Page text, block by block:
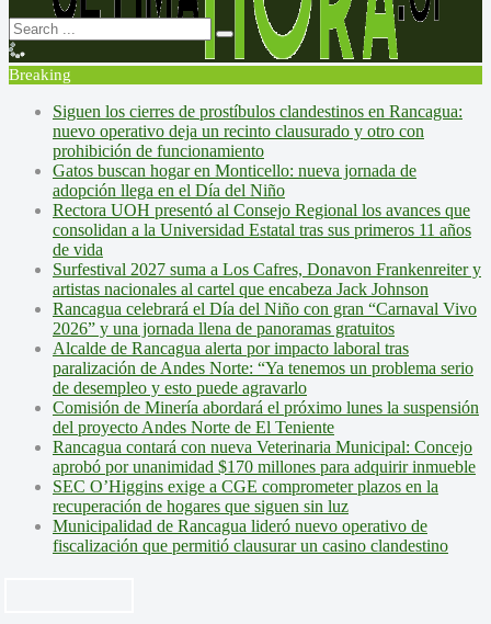
Breaking
Siguen los cierres de prostíbulos clandestinos en Rancagua:
nuevo operativo deja un recinto clausurado y otro con
prohibición de funcionamiento
Gatos buscan hogar en Monticello: nueva jornada de
adopción llega en el Día del Niño
Rectora UOH presentó al Consejo Regional los avances que
consolidan a la Universidad Estatal tras sus primeros 11 años
de vida
Surfestival 2027 suma a Los Cafres, Donavon Frankenreiter y
artistas nacionales al cartel que encabeza Jack Johnson
Rancagua celebrará el Día del Niño con gran “Carnaval Vivo
2026” y una jornada llena de panoramas gratuitos
Alcalde de Rancagua alerta por impacto laboral tras
paralización de Andes Norte: “Ya tenemos un problema serio
de desempleo y esto puede agravarlo
Comisión de Minería abordará el próximo lunes la suspensión
del proyecto Andes Norte de El Teniente
Rancagua contará con nueva Veterinaria Municipal: Concejo
aprobó por unanimidad $170 millones para adquirir inmueble
SEC O’Higgins exige a CGE comprometer plazos en la
recuperación de hogares que siguen sin luz
Municipalidad de Rancagua lideró nuevo operativo de
fiscalización que permitió clausurar un casino clandestino